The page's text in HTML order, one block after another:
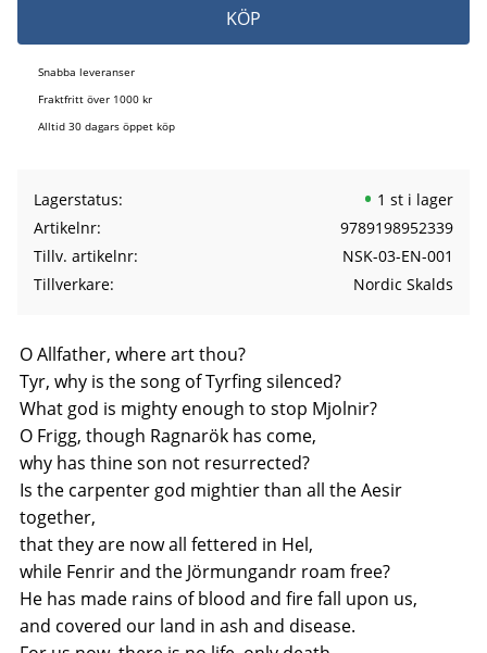
KÖP
Snabba leveranser
Fraktfritt över 1000 kr
Alltid 30 dagars öppet köp
Lagerstatus
1 st i lager
Artikelnr
9789198952339
Tillv. artikelnr
NSK-03-EN-001
Tillverkare
Nordic Skalds
O Allfather, where art thou?
Tyr, why is the song of Tyrfing silenced?
What god is mighty enough to stop Mjolnir?
O Frigg, though Ragnarök has come,
why has thine son not resurrected?
Is the carpenter god mightier than all the Aesir
together,
that they are now all fettered in Hel,
while Fenrir and the Jörmungandr roam free?
He has made rains of blood and fire fall upon us,
and covered our land in ash and disease.